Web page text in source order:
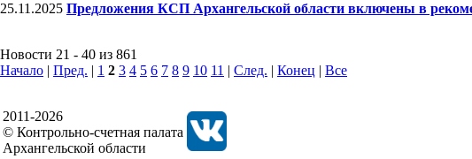
25.11.2025 Предложения КСП Архангельской области включены в
Новости 21 - 40 из 861
Начало | Пред. | 1 2 3 4 5 6 7 8 9 10 11 | След. | Конец | Все
2011-2026
© Контрольно-счетная палата
Архангельской области